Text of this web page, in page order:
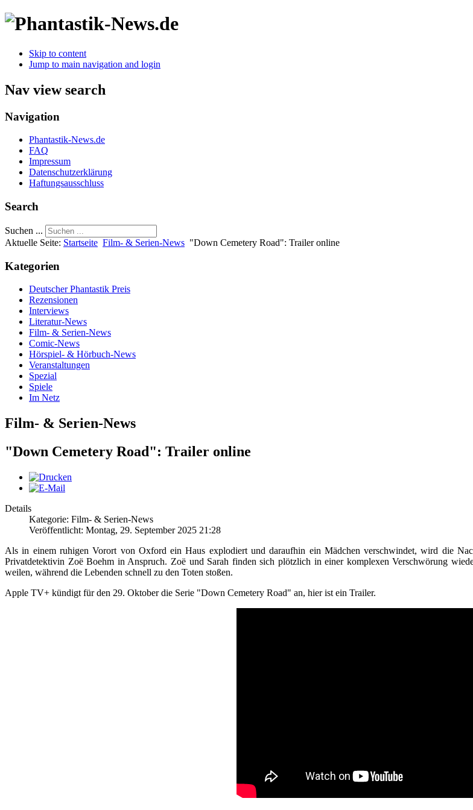
Skip to content
Jump to main navigation and login
Nav view search
Navigation
Phantastik-News.de
FAQ
Impressum
Datenschutzerklärung
Haftungsausschluss
Search
Suchen ...
Aktuelle Seite: Startseite Film- & Serien-News "Down Cemetery Road": Trailer online
Kategorien
Deutscher Phantastik Preis
Rezensionen
Interviews
Literatur-News
Film- & Serien-News
Comic-News
Hörspiel- & Hörbuch-News
Veranstaltungen
Spezial
Spiele
Im Netz
Film- & Serien-News
"Down Cemetery Road": Trailer online
Details
Kategorie: Film- & Serien-News
Veröffentlicht: Montag, 29. September 2025 21:28
Als in einem ruhigen Vorort von Oxford ein Haus explodiert und daraufhin ein Mädchen verschwindet, wird die
Privatdetektivin Zoë Boehm in Anspruch. Zoë und Sarah finden sich plötzlich in einer komplexen Verschwörung
weilen, während die Lebenden schnell zu den Toten stoßen.
Apple TV+ kündigt für den 29. Oktober die Serie "Down Cemetery Road" an, hier ist ein Trailer.